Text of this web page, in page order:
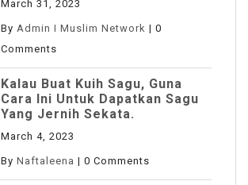
March 31, 2023
By Admin I Muslim Network | 0
Comments
Kalau Buat Kuih Sagu, Guna
Cara Ini Untuk Dapatkan Sagu
Yang Jernih Sekata.
March 4, 2023
By Naftaleena | 0 Comments